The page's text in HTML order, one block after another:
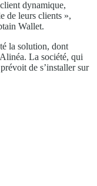
dynamique,
de leurs clients »,
Wallet.
la solution, dont
La société, qui
de s’installer sur